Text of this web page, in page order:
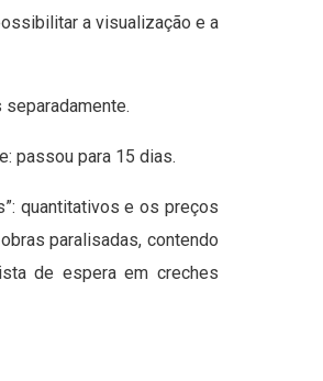
a visualização e a
passou para 15 dias.
quantitativos e os preços
paralisadas, contendo
de espera em creches